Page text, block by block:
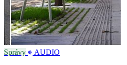
Správy AUDIO